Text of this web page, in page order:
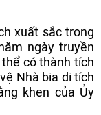
xuất sắc trong
ngày truyền
có thành tích
Nhà bia di tích
khen của Ủy